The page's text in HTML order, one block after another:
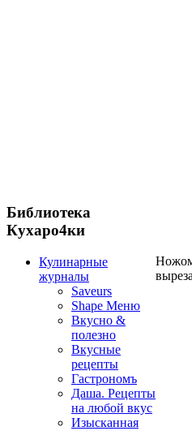
Библиотека
Кухаро4ки
Кулинарные
журналы
Saveurs
Shape Меню
Вкусно &
полезно
Вкусные
рецепты
Гастрономъ
Даша. Рецепты
на любой вкус
Изысканная
Ножом